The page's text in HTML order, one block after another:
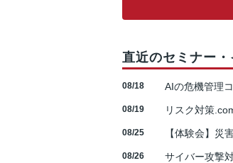
直近のセミナー・
08/18 AIの危機管理
08/19 リスク対策
08/25 【体験会】災
08/26 サイバー攻撃